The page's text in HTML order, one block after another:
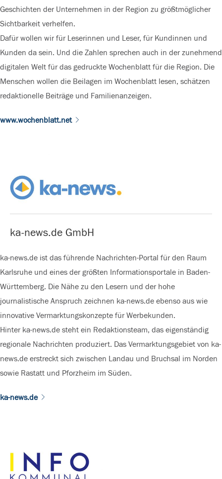
Geschichten der Unternehmen in der Region zu größtmöglicher
Sichtbarkeit verhelfen.
Dafür wollen wir für Leserinnen und Leser, für Kundinnen und
Kunden da sein. Und die Zahlen sprechen auch in der zunehmend
digitalen Welt für das gedruckte Wochenblatt für die Region. Die
Menschen wollen die Beilagen im Wochenblatt lesen, schätzen
redaktionelle Beiträge und Familienanzeigen.
www.wochenblatt.net
ka-news.de GmbH
ka-news.de ist das führende Nachrichten-Portal für den Raum
Karlsruhe und eines der größten Informationsportale in Baden-
Württemberg. Die Nähe zu den Lesern und der hohe
journalistische Anspruch zeichnen ka-news.de ebenso aus wie
innovative Vermarktungskonzepte für Werbekunden.
Hinter ka-news.de steht ein Redaktionsteam, das eigenständig
regionale Nachrichten produziert. Das Vermarktungsgebiet von ka-
news.de erstreckt sich zwischen Landau und Bruchsal im Norden
sowie Rastatt und Pforzheim im Süden.
ka-news.de